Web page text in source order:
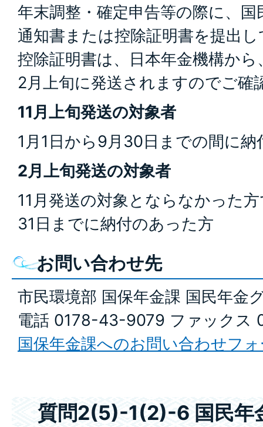
年末調整・確定申告等の際に、
通知書または控除証明書を提出
控除証明書は、日本年金機構か
2月上旬に発送されますのでご確
11月上旬発送の対象者
1月1日から9月30日までの間に納
2月上旬発送の対象者
11月発送の対象とならなかった
31日までに納付のあった方
お問い合わせ先
市民環境部 国保年金課 国民年金
電話 0178-43-9079 ファックス
国保年金課へのお問い合わせフ
質問2(5)-1(2)-6 国民年